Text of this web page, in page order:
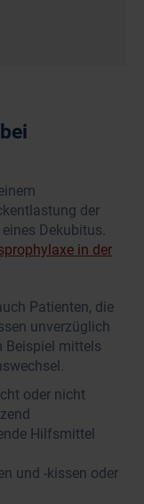
der
Dekubitus.
in der
Patienten, die
unverzüglich
Beispiel mittels
oder nicht
Hilfsmittel
und -kissen oder